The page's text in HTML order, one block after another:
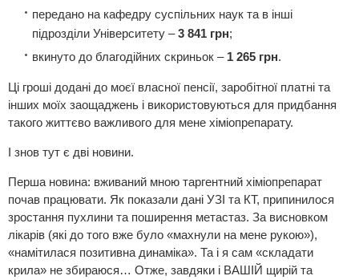
передано на кафедру суспільних наук та в інші
підрозділи Університету –3 841 грн;
вкинуто до благодійних скриньок – 1 265 грн.
Ці гроші додані до моєї власної пенсії, заробітної платні та
інших моїх заощаджень і використовуються для придбання
такого життєво важливого для мене хіміопрепарату.
І знов тут є дві новини.
Перша новина: вживаний мною таргентний хіміопрепарат
почав працювати. Як показали дані УЗІ та КТ, припинилося
зростання пухлини та поширення метастаз. За висновком
лікарів (які до того вже було «махнули на мене рукою»),
«намітилася позитивна динаміка». Та і я сам «складати
крила» не збираюся… Отже, завдяки і ВАШІЙ щирій та